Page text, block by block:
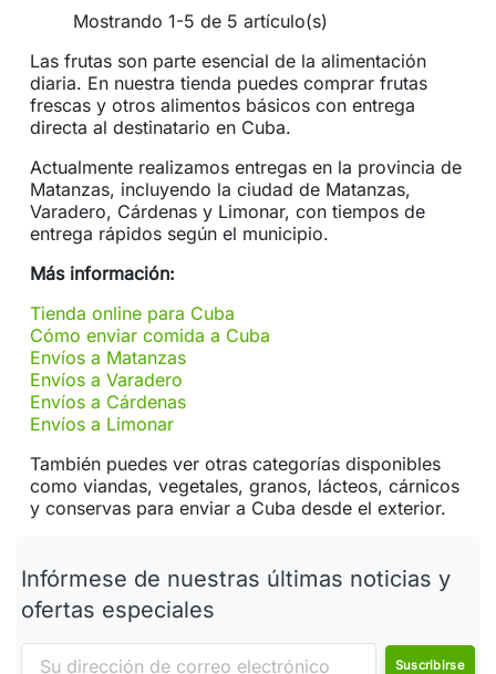
Mostrando 1-5 de 5 artículo(s)
Las frutas son parte esencial de la alimentación
diaria. En nuestra tienda puedes comprar frutas
frescas y otros alimentos básicos con entrega
directa al destinatario en Cuba.
Actualmente realizamos entregas en la provincia de
Matanzas, incluyendo la ciudad de Matanzas,
Varadero, Cárdenas y Limonar, con tiempos de
entrega rápidos según el municipio.
Más información:
Tienda online para Cuba
Cómo enviar comida a Cuba
Envíos a Matanzas
Envíos a Varadero
Envíos a Cárdenas
Envíos a Limonar
También puedes ver otras categorías disponibles
como viandas, vegetales, granos, lácteos, cárnicos
y conservas para enviar a Cuba desde el exterior.
Infórmese de nuestras últimas noticias y
ofertas especiales